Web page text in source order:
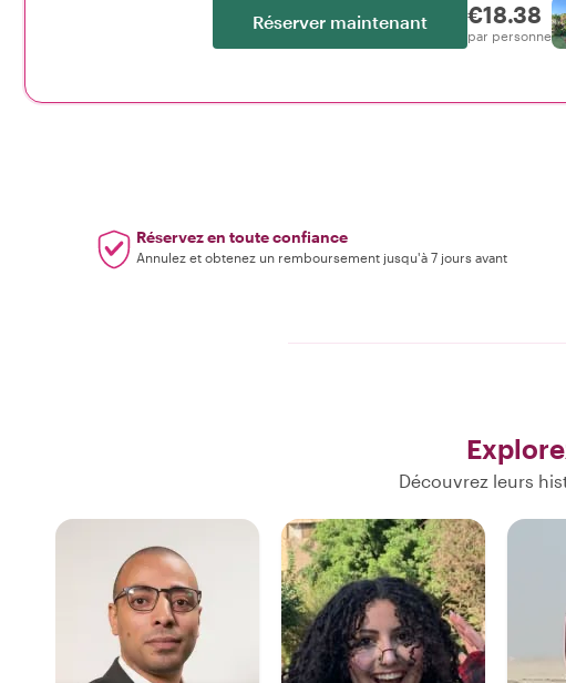
Réserver maintenant €18.38
par personne
Réservez en toute confiance
Annulez et obtenez un remboursement jusqu'à 7 jours avant
Découvrez leurs